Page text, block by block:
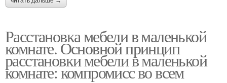
Расстановка мебели в маленькой
комнате. Основной принцип
расстановки мебели в маленькой
комнате: компромисс во всем